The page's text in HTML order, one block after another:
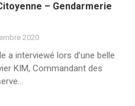
– Gendarmerie
2020
a interviewé lors d’une belle
KIM, Commandant des